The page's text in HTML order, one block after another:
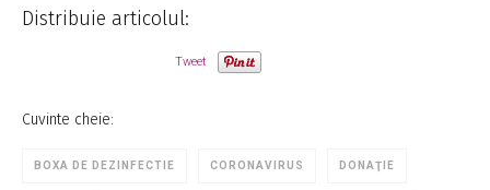
Distribuie articolul:
Tweet
Cuvinte cheie:
BOXA DE DEZINFECTIE CORONAVIRUS DONAŢIE